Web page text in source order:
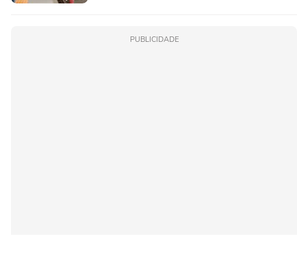
PUBLICIDADE